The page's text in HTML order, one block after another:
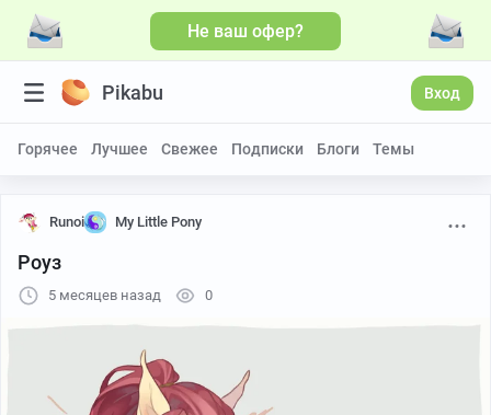
Не ваш офер?
Pikabu Вход
Горячее Лучшее Свежее Подписки Блоги Темы
Runoi My Little Pony
Роуз
5 месяцев назад 0